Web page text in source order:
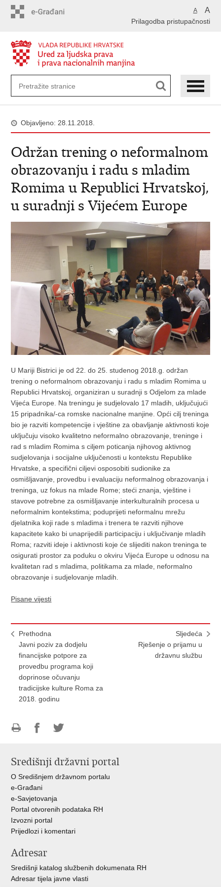
A A
Prilagodba pristupačnosti
Objavljeno: 28.11.2018.
Održan trening o neformalnom
obrazovanju i radu s mladim
Romima u Republici Hrvatskoj,
u suradnji s Vijećem Europe
U Mariji Bistrici je od 22. do 25. studenog 2018.g. održan
trening o neformalnom obrazovanju i radu s mladim Romima u
Republici Hrvatskoj, organiziran u suradnji s Odjelom za mlade
Vijeća Europe. Na treningu je sudjelovalo 17 mladih, uključujući
15 pripadnika/-ca romske nacionalne manjine. Opći cilj treninga
bio je razviti kompetencije i vještine za obavljanje aktivnosti koje
uključuju visoko kvalitetno neformalno obrazovanje, treninge i
rad s mladim Romima s ciljem poticanja njihovog aktivnog
sudjelovanja i socijalne uključenosti u kontekstu Republike
Hrvatske, a specifični ciljevi osposobiti sudionike za
osmišljavanje, provedbu i evaluaciju neformalnog obrazovanja i
treninga, uz fokus na mlade Rome; steći znanja, vještine i
stavove potrebne za osmišljavanje interkulturalnih procesa u
neformalnim kontekstima; poduprijeti neformalnu mrežu
djelatnika koji rade s mladima i trenera te razviti njihove
kapacitete kako bi unaprijedili participaciju i uključivanje mladih
Roma; razviti ideje i aktivnosti koje će slijediti nakon treninga te
osigurati prostor za poduku o okviru Vijeća Europe u odnosu na
kvalitetan rad s mladima, politikama za mlade, neformalno
obrazovanje i sudjelovanje mladih.
Pisane vijesti
Prethodna
Javni poziv za dodjelu
financijske potpore za
provedbu programa koji
doprinose očuvanju
tradicijske kulture Roma za
2018. godinu
Sljedeća
Rješenje o prijamu u
državnu službu
FacebookuTwitteru
Središnji državni portal
O Središnjem državnom portalu
e-Građani
e-Savjetovanja
Portal otvorenih podataka RH
Izvozni portal
Prijedlozi i komentari
Adresar
Središnji katalog službenih dokumenata RH
Adresar tijela javne vlasti